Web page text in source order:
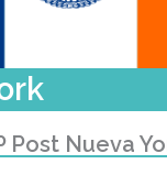
Post Nueva